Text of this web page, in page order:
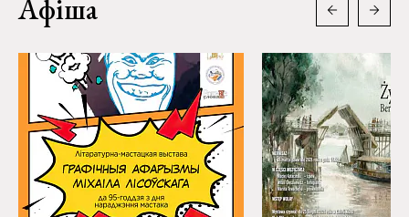
Афіша